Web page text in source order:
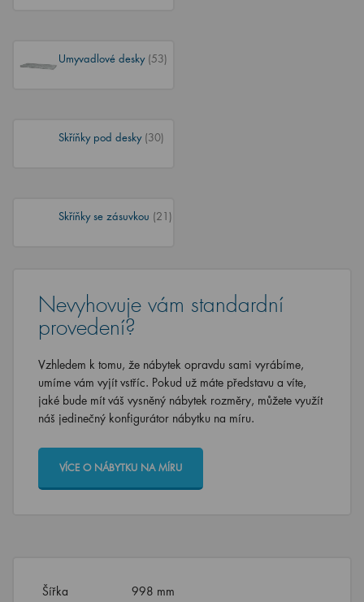
Umyvadlové desky (53)
Skříňky pod desky (30)
Skříňky se zásuvkou (21)
Nevyhovuje vám standardní
provedení?
Vzhledem k tomu, že nábytek opravdu sami vyrábíme,
umíme vám vyjít vstříc. Pokud už máte představu a víte,
jaké bude mít váš vysněný nábytek rozměry, můžete využít
náš jedinečný konfigurátor nábytku na míru.
VÍCE O NÁBYTKU NA MÍRU
Šířka
998 mm